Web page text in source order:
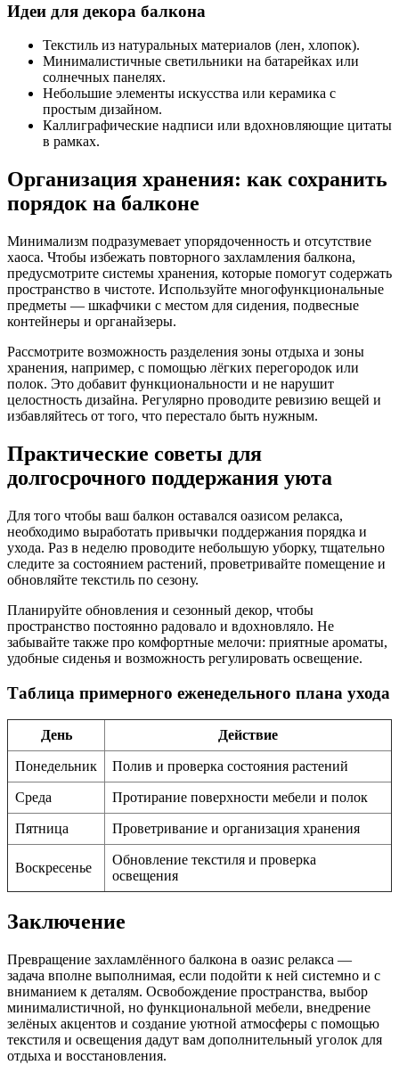
Идеи для декора балкона
Текстиль из натуральных материалов (лен, хлопок).
Минималистичные светильники на батарейках или
солнечных панелях.
Небольшие элементы искусства или керамика с
простым дизайном.
Каллиграфические надписи или вдохновляющие цитаты
в рамках.
Организация хранения: как сохранить
порядок на балконе
Минимализм подразумевает упорядоченность и отсутствие
хаоса. Чтобы избежать повторного захламления балкона,
предусмотрите системы хранения, которые помогут содержать
пространство в чистоте. Используйте многофункциональные
предметы — шкафчики с местом для сидения, подвесные
контейнеры и органайзеры.
Рассмотрите возможность разделения зоны отдыха и зоны
хранения, например, с помощью лёгких перегородок или
полок. Это добавит функциональности и не нарушит
целостность дизайна. Регулярно проводите ревизию вещей и
избавляйтесь от того, что перестало быть нужным.
Практические советы для
долгосрочного поддержания уюта
Для того чтобы ваш балкон оставался оазисом релакса,
необходимо выработать привычки поддержания порядка и
ухода. Раз в неделю проводите небольшую уборку, тщательно
следите за состоянием растений, проветривайте помещение и
обновляйте текстиль по сезону.
Планируйте обновления и сезонный декор, чтобы
пространство постоянно радовало и вдохновляло. Не
забывайте также про комфортные мелочи: приятные ароматы,
удобные сиденья и возможность регулировать освещение.
Таблица примерного еженедельного плана ухода
День Действие
Понедельник Полив и проверка состояния растений
Среда Протирание поверхности мебели и полок
Пятница Проветривание и организация хранения
Воскресенье
Обновление текстиля и проверка
освещения
Заключение
Превращение захламлённого балкона в оазис релакса —
задача вполне выполнимая, если подойти к ней системно и с
вниманием к деталям. Освобождение пространства, выбор
минималистичной, но функциональной мебели, внедрение
зелёных акцентов и создание уютной атмосферы с помощью
текстиля и освещения дадут вам дополнительный уголок для
отдыха и восстановления.